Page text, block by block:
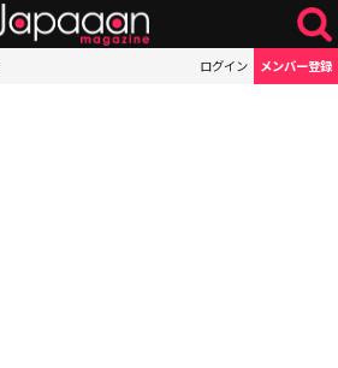
ログイン メンバー登録